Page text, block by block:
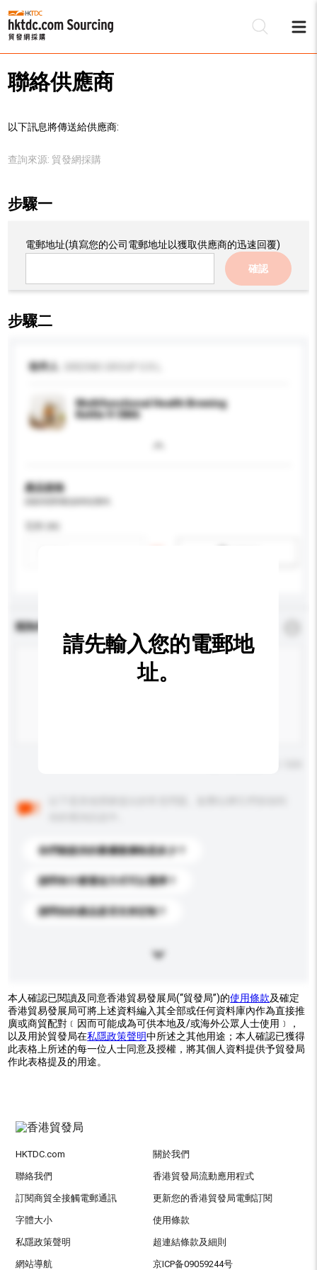
聯絡供應商
以下訊息將傳送給供應商:
查詢來源: 貿發網採購
步驟一
電郵地址(填寫您的公司電郵地址以獲取供應商的迅速回覆)
確認
步驟二
收件人
Multifunctional Health Brewing
Kettle V-3846
產品規格
查詢內容
你們能提供的最優惠價格是多少？
請問有什麼運送方式可以選擇？
請問你的產品是否支持定制？
請先輸入您的電郵地
址。
本人確認已閱讀及同意香港貿易發展局(“貿發局”)的使用條款及確定
香港貿易發展局可將上述資料編入其全部或任何資料庫內作為直接推
廣或商貿配對﹝因而可能成為可供本地及/或海外公眾人士使用﹞，
以及用於貿發局在私隱政策聲明中所述之其他用途；本人確認已獲得
此表格上所述的每一位人士同意及授權，將其個人資料提供予貿發局
作此表格提及的用途。
HKTDC.com 關於我們
聯絡我們 香港貿發局流動應用程式
訂閱商貿全接觸電郵通訊 更新您的香港貿發局電郵訂閱
字體大小 使用條款
私隱政策聲明 超連結條款及細則
網站導航 京ICP备09059244号